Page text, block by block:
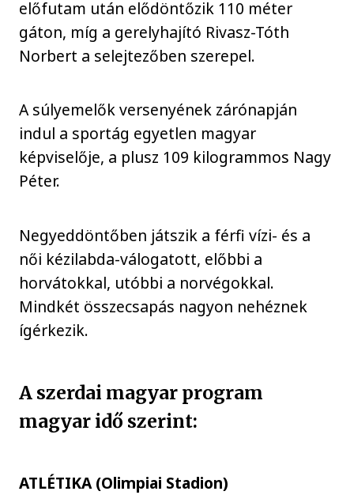
előfutam után elődöntőzik 110 méter
gáton, míg a gerelyhajító Rivasz-Tóth
Norbert a selejtezőben szerepel.
A súlyemelők versenyének zárónapján
indul a sportág egyetlen magyar
képviselője, a plusz 109 kilogrammos Nagy
Péter.
Negyeddöntőben játszik a férfi vízi- és a
női kézilabda-válogatott, előbbi a
horvátokkal, utóbbi a norvégokkal.
Mindkét összecsapás nagyon nehéznek
ígérkezik.
A szerdai magyar program
magyar idő szerint:
ATLÉTIKA (Olimpiai Stadion)